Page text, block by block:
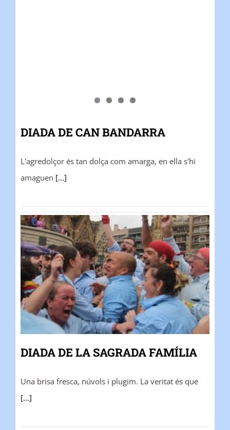
DIADA DE CAN BANDARRA
L'agredolçor és tan dolça com amarga, en ella s'hi
amaguen [...]
DIADA DE LA SAGRADA FAMÍLIA
Una brisa fresca, núvols i plugim. La veritat és que
[...]